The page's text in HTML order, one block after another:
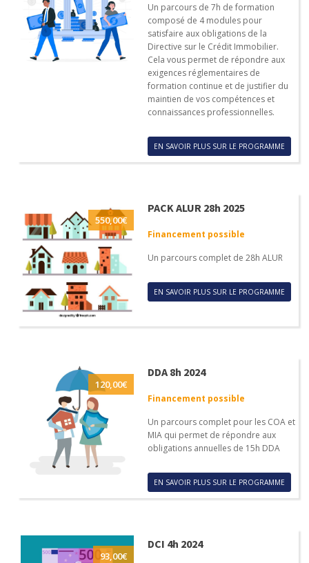
Un parcours de 7h de formation
composé de 4 modules pour
satisfaire aux obligations de la
Directive sur le Crédit Immobilier.
Cela vous permet de répondre aux
exigences réglementaires de
formation continue et de justifier du
maintien de vos compétences et
connaissances professionnelles.
EN SAVOIR PLUS SUR LE PROGRAMME
550,00€
PACK ALUR 28h 2025
Financement possible
Un parcours complet de 28h ALUR
EN SAVOIR PLUS SUR LE PROGRAMME
120,00€
DDA 8h 2024
Financement possible
Un parcours complet pour les COA et
MIA qui permet de répondre aux
obligations annuelles de 15h DDA
EN SAVOIR PLUS SUR LE PROGRAMME
93,00€
DCI 4h 2024